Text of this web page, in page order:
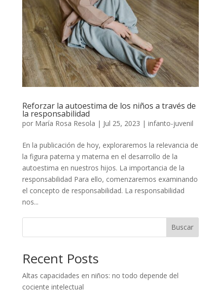
Reforzar la autoestima de los niños a través de
la responsabilidad
por María Rosa Resola | Jul 25, 2023 | infanto-juvenil
En la publicación de hoy, exploraremos la relevancia de
la figura paterna y materna en el desarrollo de la
autoestima en nuestros hijos. La importancia de la
responsabilidad Para ello, comenzaremos examinando
el concepto de responsabilidad. La responsabilidad
nos...
Buscar
Recent Posts
Altas capacidades en niños: no todo depende del
cociente intelectual